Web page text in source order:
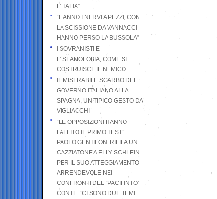
L’ITALIA”
“HANNO I NERVI A PEZZI, CON
LA SCISSIONE DA VANNACCI
HANNO PERSO LA BUSSOLA”
I SOVRANISTI E
L’ISLAMOFOBIA, COME SI
COSTRUISCE IL NEMICO
IL MISERABILE SGARBO DEL
GOVERNO ITALIANO ALLA
SPAGNA, UN TIPICO GESTO DA
VIGLIACCHI
“LE OPPOSIZIONI HANNO
FALLITO IL PRIMO TEST”.
PAOLO GENTILONI RIFILA UN
CAZZIATONE A ELLY SCHLEIN
PER IL SUO ATTEGGIAMENTO
ARRENDEVOLE NEI
CONFRONTI DEL “PACIFINTO”
CONTE: “CI SONO DUE TEMI